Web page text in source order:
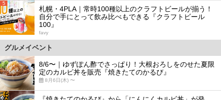
5
札幌・4PLA｜常時100種以上のクラフトビールが揃う！
自分で手にとって飲み比べもできる『クラフトビール
100』
favy
グルメイベント
8/6〜｜ゆずぽん酢でさっぱり！大根おろしをのせた夏限
定のカルビ丼を販売『焼きたてのかるび』
8月6日(木) 〜